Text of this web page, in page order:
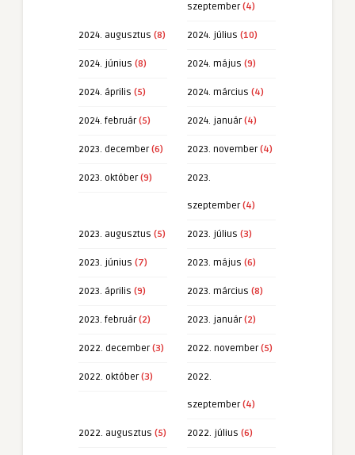
szeptember(4)
2024. augusztus (8) 2024. július (10)
2024. június (8) 2024. május (9)
2024. április (5) 2024. március (4)
2024. február(5) 2024. január(4)
2023. december(6) 2023. november(4)
2023. október(9) 2023.
szeptember(4)
2023. augusztus (5) 2023. július (3)
2023. június (7) 2023. május (6)
2023. április (9) 2023. március (8)
2023. február(2) 2023. január(2)
2022. december(3) 2022. november(5)
2022. október(3) 2022.
szeptember(4)
2022. augusztus (5) 2022. július (6)